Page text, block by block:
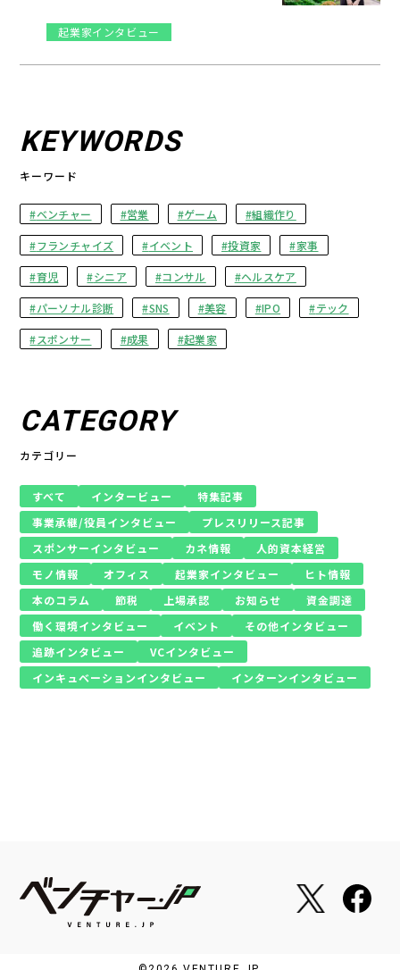
起業家インタビュー
KEYWORDS
キーワード
ベンチャー 営業 ゲーム 組織作り
フランチャイズ イベント 投資家 家事
育児 シニア コンサル ヘルスケア
パーソナル診断 SNS 美容 IPO テック
スポンサー 成果 起業家
CATEGORY
カテゴリー
すべて インタービュー
特集記事
事業承継/役員インタビュー
プレスリリース記事
スポンサーインタビュー
カネ情報
人的資本経営
モノ情報
オフィス 起業家インタビュー
ヒト情報
本のコラム
節税 上場承認 お知らせ
資金調達
働く環境インタビュー
イベント
その他インタビュー
追跡インタビュー
VCインタビュー
インキュベーションインタビュー
インターンインタビュー